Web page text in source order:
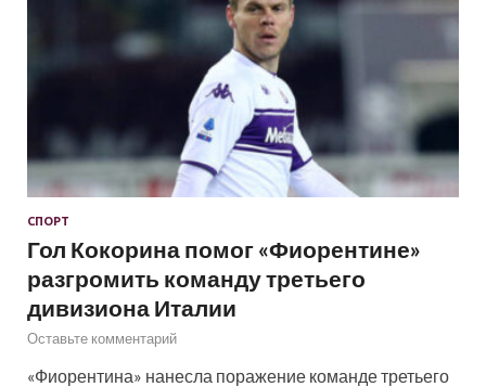
СПОРТ
Гол Кокорина помог «Фиорентине»
разгромить команду третьего
дивизиона Италии
Оставьте комментарий
«Фиорентина» нанесла поражение команде третьего